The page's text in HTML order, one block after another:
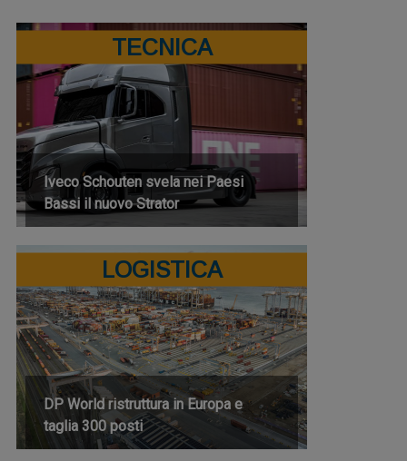
TECNICA
Iveco Schouten svela nei Paesi
Bassi il nuovo Strator
LOGISTICA
DP World ristruttura in Europa e
taglia 300 posti